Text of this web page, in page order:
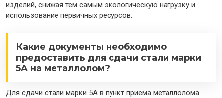
изделий, снижая тем самым экологическую нагрузку и
использование первичных ресурсов.
Какие документы необходимо
предоставить для сдачи стали марки
5A на металлолом?
Для сдачи стали марки 5A в пункт приема металлолома